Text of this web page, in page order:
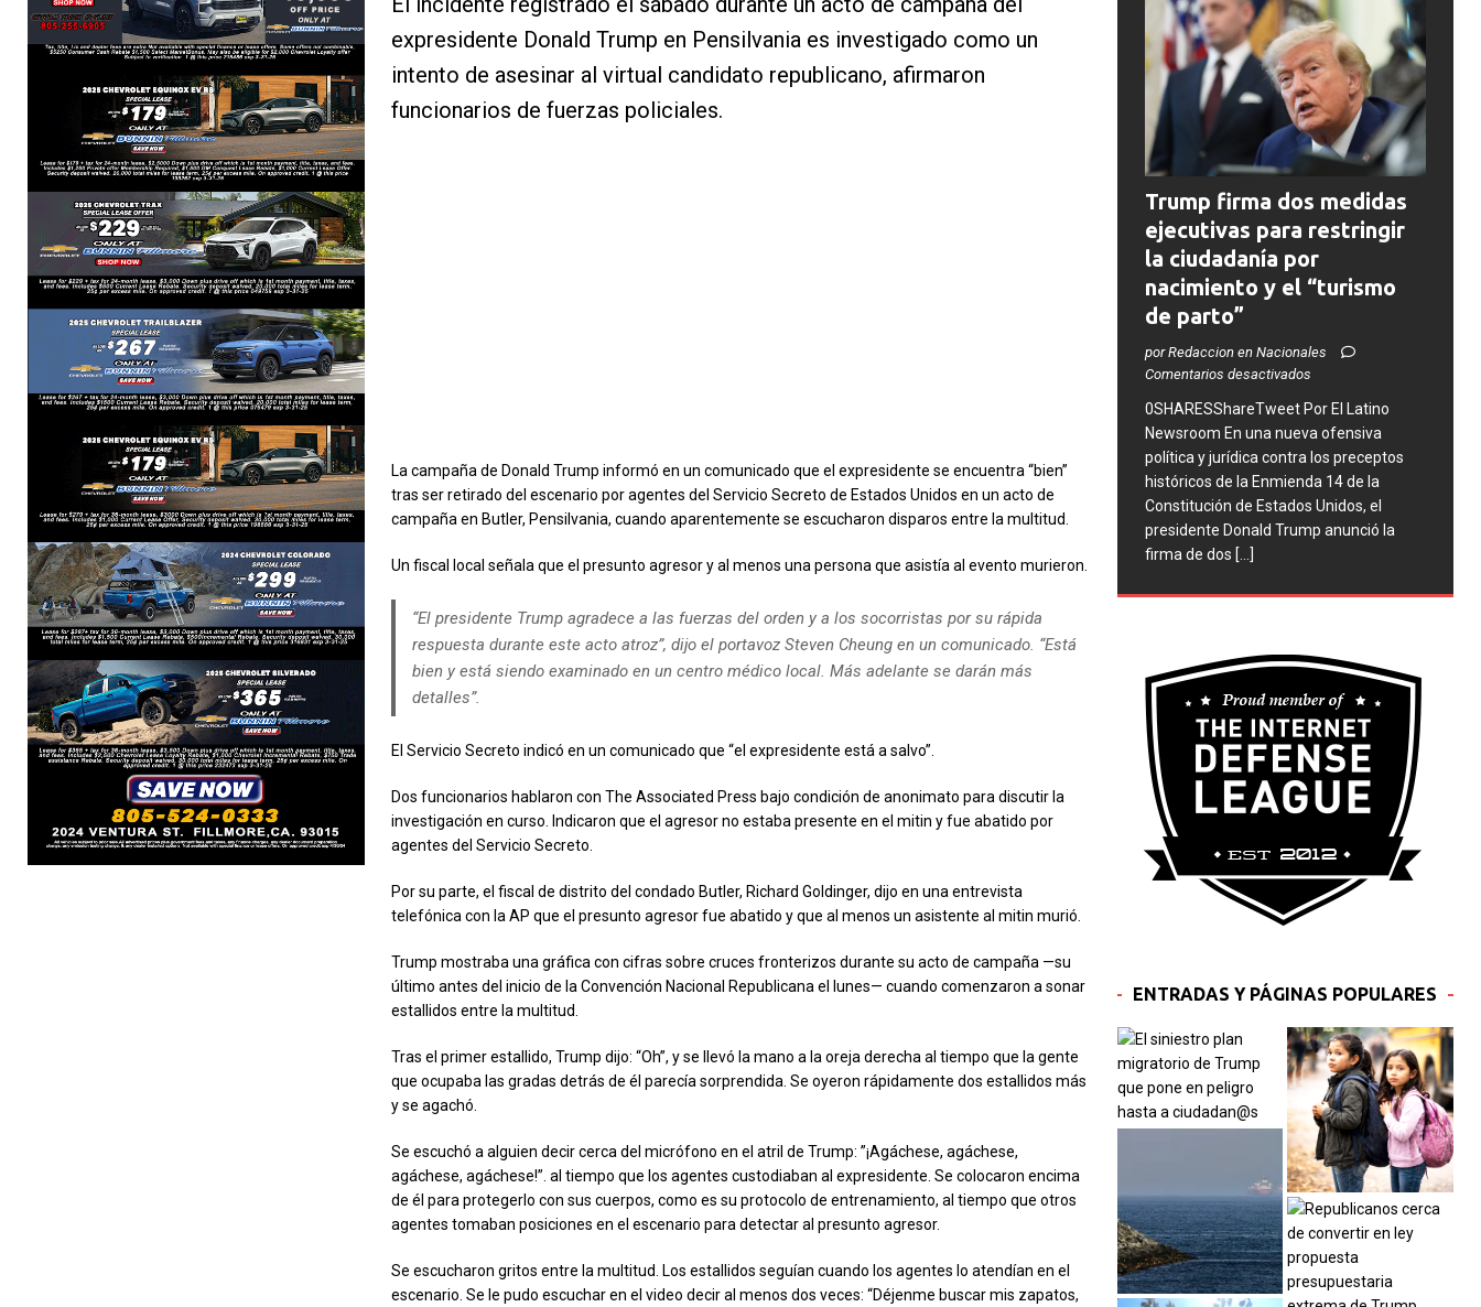
expresidente Donald Trump en Pensilvania es investigado como un
intento de asesinar al virtual candidato republicano, afirmaron
funcionarios de fuerzas policiales.
La campaña de Donald Trump informó en un comunicado que el expresidente se encuentra “bien”
tras ser retirado del escenario por agentes del Servicio Secreto de Estados Unidos en un acto de
campaña en Butler, Pensilvania, cuando aparentemente se escucharon disparos entre la multitud.
Un fiscal local señala que el presunto agresor y al menos una persona que asistía al evento murieron.
“El presidente Trump agradece a las fuerzas del orden y a los socorristas por su rápida
respuesta durante este acto atroz”, dijo el portavoz Steven Cheung en un comunicado. “Está
bien y está siendo examinado en un centro médico local. Más adelante se darán más
detalles”.
El Servicio Secreto indicó en un comunicado que “el expresidente está a salvo”.
Dos funcionarios hablaron con The Associated Press bajo condición de anonimato para discutir la
investigación en curso. Indicaron que el agresor no estaba presente en el mitin y fue abatido por
agentes del Servicio Secreto.
Por su parte, el fiscal de distrito del condado Butler, Richard Goldinger, dijo en una entrevista
telefónica con la AP que el presunto agresor fue abatido y que al menos un asistente al mitin murió.
Trump mostraba una gráfica con cifras sobre cruces fronterizos durante su acto de campaña —su
último antes del inicio de la Convención Nacional Republicana el lunes— cuando comenzaron a sonar
estallidos entre la multitud.
Tras el primer estallido, Trump dijo: “Oh”, y se llevó la mano a la oreja derecha al tiempo que la gente
que ocupaba las gradas detrás de él parecía sorprendida. Se oyeron rápidamente dos estallidos más
y se agachó.
Se escuchó a alguien decir cerca del micrófono en el atril de Trump: ”¡Agáchese, agáchese,
agáchese, agáchese!”. al tiempo que los agentes custodiaban al expresidente. Se colocaron encima
de él para protegerlo con sus cuerpos, como es su protocolo de entrenamiento, al tiempo que otros
agentes tomaban posiciones en el escenario para detectar al presunto agresor.
Se escucharon gritos entre la multitud. Los estallidos seguían cuando los agentes lo atendían en el
escenario. Se le pudo escuchar en el video decir al menos dos veces: “Déjenme buscar mis zapatos,
Trump firma dos medidas
ejecutivas para restringir
la ciudadanía por
nacimiento y el “turismo
de parto”
por Redaccion en Nacionales
Comentarios desactivados
0SHARESShareTweet ​Por El Latino
Newsroom ​En una nueva ofensiva
política y jurídica contra los preceptos
históricos de la Enmienda 14 de la
Constitución de Estados Unidos, el
presidente Donald Trump anunció la
firma de dos [...]
ENTRADAS Y PÁGINAS POPULARES